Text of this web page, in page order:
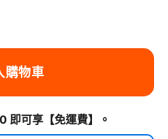
購物車
即可享 【免運費】 。